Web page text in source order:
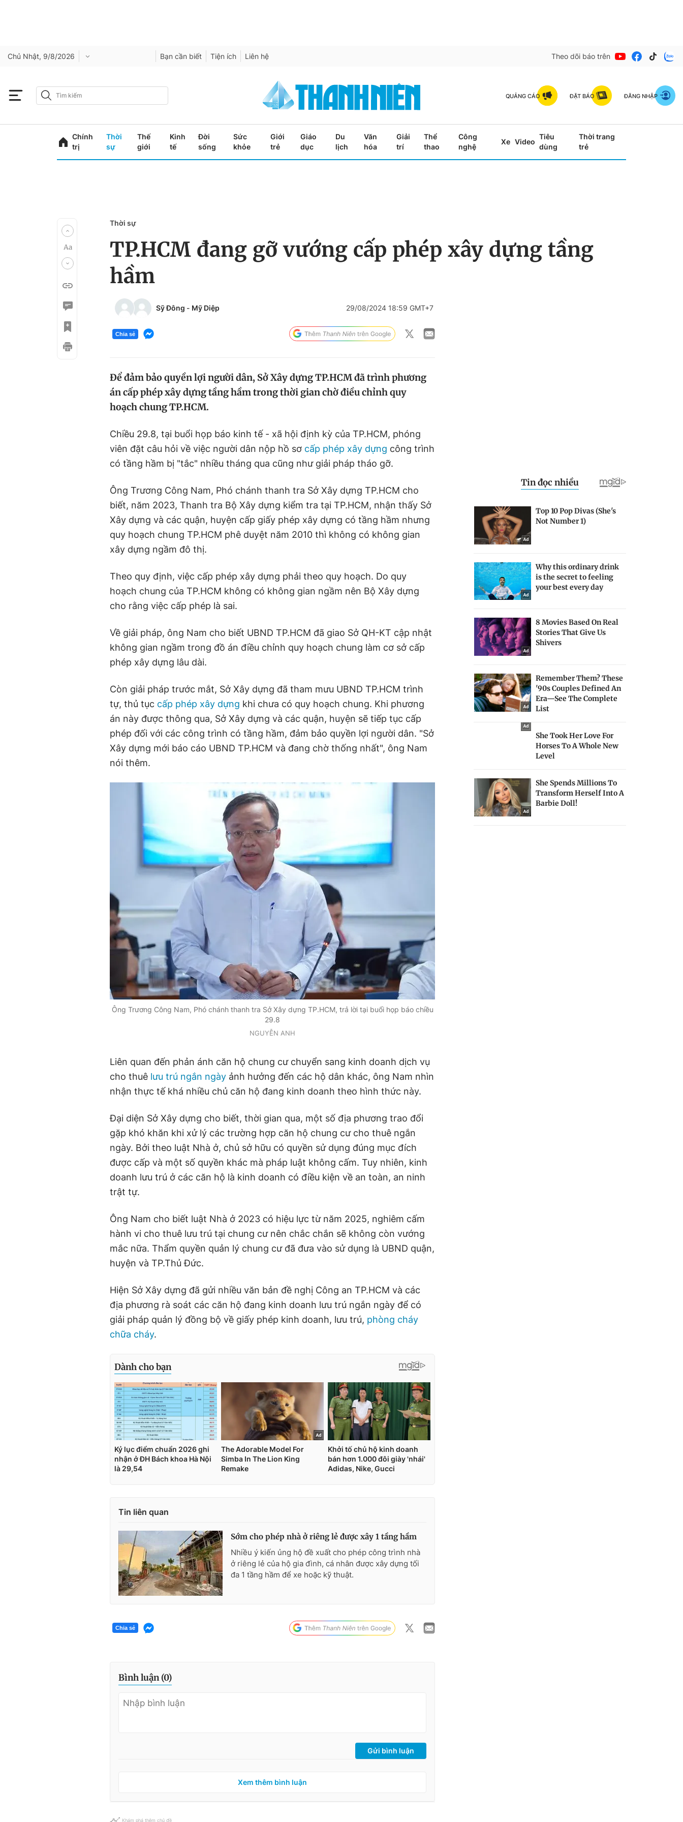
Chủ Nhật, 9/8/2026 Bạn cần biết Tiện ích Liên hệ Theo dõi báo trên
QUẢNG CÁO ĐẶT BÁO ĐĂNG NHẬP
Chính
trị
Thời
sự
Thế
giới
Kinh
tế
Đời
sống
Sức
khỏe
Giới
trẻ
Giáo
dục
Du
lịch
Văn
hóa
Giải
trí
Thể
thao
Công
nghệ
Xe Video
Tiêu
dùng
Thời trang
trẻ
Thời sự
TP.HCM đang gỡ vướng cấp phép xây dựng tầng
hầm
Sỹ Đông - Mỹ Diệp 29/08/2024 18:59 GMT+7
Chia sẻ
Để đảm bảo quyền lợi người dân, Sở Xây dựng TP.HCM đã trình phương
án cấp phép xây dựng tầng hầm trong thời gian chờ điều chỉnh quy
hoạch chung TP.HCM.
Chiều 29.8, tại buổi họp báo kinh tế - xã hội định kỳ của TP.HCM, phóng
viên đặt câu hỏi về việc người dân nộp hồ sơ cấp phép xây dựng công trình
có tầng hầm bị "tắc" nhiều tháng qua cũng như giải pháp tháo gỡ.
Ông Trương Công Nam, Phó chánh thanh tra Sở Xây dựng TP.HCM cho
biết, năm 2023, Thanh tra Bộ Xây dựng kiểm tra tại TP.HCM, nhận thấy Sở
Xây dựng và các quận, huyện cấp giấy phép xây dựng có tầng hầm nhưng
quy hoạch chung TP.HCM phê duyệt năm 2010 thì không có không gian
xây dựng ngầm đô thị.
Theo quy định, việc cấp phép xây dựng phải theo quy hoạch. Do quy
hoạch chung của TP.HCM không có không gian ngầm nên Bộ Xây dựng
cho rằng việc cấp phép là sai.
Về giải pháp, ông Nam cho biết UBND TP.HCM đã giao Sở QH-KT cập nhật
không gian ngầm trong đồ án điều chỉnh quy hoạch chung làm cơ sở cấp
phép xây dựng lâu dài.
Còn giải pháp trước mắt, Sở Xây dựng đã tham mưu UBND TP.HCM trình
tự, thủ tục cấp phép xây dựng khi chưa có quy hoạch chung. Khi phương
án này được thông qua, Sở Xây dựng và các quận, huyện sẽ tiếp tục cấp
phép đối với các công trình có tầng hầm, đảm bảo quyền lợi người dân. "Sở
Xây dựng mới báo cáo UBND TP.HCM và đang chờ thống nhất", ông Nam
nói thêm.
Ông Trương Công Nam, Phó chánh thanh tra Sở Xây dựng TP.HCM, trả lời tại buổi họp báo chiều
29.8
NGUYỄN ANH
Liên quan đến phản ánh căn hộ chung cư chuyển sang kinh doanh dịch vụ
cho thuê lưu trú ngắn ngày ảnh hưởng đến các hộ dân khác, ông Nam nhìn
nhận thực tế khá nhiều chủ căn hộ đang kinh doanh theo hình thức này.
Đại diện Sở Xây dựng cho biết, thời gian qua, một số địa phương trao đổi
gặp khó khăn khi xử lý các trường hợp căn hộ chung cư cho thuê ngắn
ngày. Bởi theo luật Nhà ở, chủ sở hữu có quyền sử dụng đúng mục đích
được cấp và một số quyền khác mà pháp luật không cấm. Tuy nhiên, kinh
doanh lưu trú ở các căn hộ là kinh doanh có điều kiện về an toàn, an ninh
trật tự.
Ông Nam cho biết luật Nhà ở 2023 có hiệu lực từ năm 2025, nghiêm cấm
hành vi cho thuê lưu trú tại chung cư nên chắc chắn sẽ không còn vướng
mắc nữa. Thẩm quyền quản lý chung cư đã đưa vào sử dụng là UBND quận,
huyện và TP.Thủ Đức.
Hiện Sở Xây dựng đã gửi nhiều văn bản đề nghị Công an TP.HCM và các
địa phương rà soát các căn hộ đang kinh doanh lưu trú ngắn ngày để có
giải pháp quản lý đồng bộ về giấy phép kinh doanh, lưu trú, phòng cháy
chữa cháy.
Tin liên quan
Sớm cho phép nhà ở riêng lẻ được xây 1 tầng hầm
Nhiều ý kiến ủng hộ đề xuất cho phép công trình nhà
ở riêng lẻ của hộ gia đình, cá nhân được xây dựng tối
đa 1 tầng hầm để xe hoặc kỹ thuật.
Chia sẻ
Bình luận (0)
Gửi bình luận
Xem thêm bình luận
Khám phá thêm chủ đề